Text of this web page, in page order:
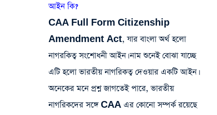
আইন কি?
CAA Full Form Citizenship
Amendment Act, যার বাংলা অর্থ হলো
নাগরকিত্ব সংশোধনী আইন। নাম শুনেই বোঝা যাচ্ছে
এটি হলো ভারতীয় নাগরিকত্ব দেওয়ার একটি আইন।
অনেকের মনে প্রশ্ন জাগতেই পারে, ভারতীয়
নাগরিকদের সঙ্গে CAA এর কোনো সম্পর্ক রয়েছে